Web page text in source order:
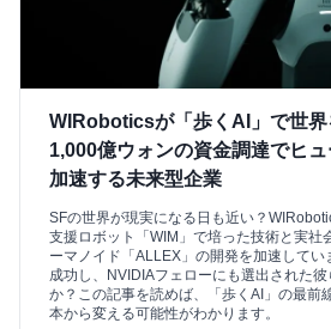
WIRoboticsが「歩くAI」で世界
1,000億ウォンの資金調達でヒ
加速する未来型企業
SFの世界が現実になる日も近い？
支援ロボット「WIM」で培った技術と実社
ーマノイド「ALLEX」の開発を加速してい
成功し、NVIDIAフェローにも選出された
か？この記事を読めば、「歩くAI」の最前
本から変える可能性がわかります。